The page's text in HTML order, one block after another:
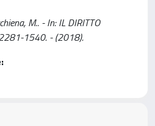
M.. - In: IL DIRITTO
2281-1540. - (2018).